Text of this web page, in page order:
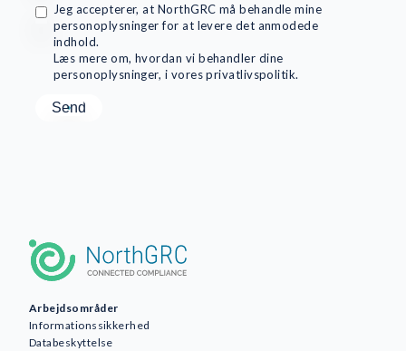
Jeg accepterer, at NorthGRC må behandle mine
personoplysninger for at levere det anmodede
indhold.
Læs mere om, hvordan vi behandler dine
personoplysninger, i vores privatlivspolitik.
Arbejdsområder
Informationssikkerhed
Databeskyttelse